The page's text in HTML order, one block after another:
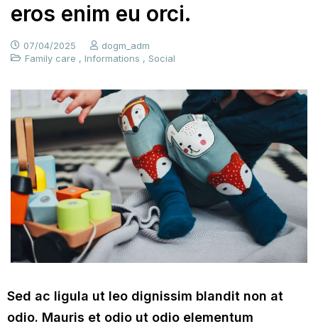
eros enim eu orci.
07/04/2025
dogm_adm
Family care , Informations , Social
Sed ac ligula ut leo dignissim blandit non at
odio. Mauris et odio ut odio elementum